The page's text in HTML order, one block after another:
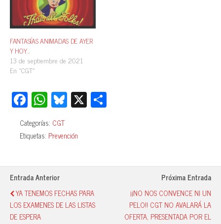
FANTASÍAS ANIMADAS DE AYER
Y HOY…
13 de septiembre de 2021
En «CGT»
Fa
ce
bo
ok
W
ha
ts
A
pp
Bl
ue
sk
y
X
rti
Categorías: CGT
Etiquetas: Prevención
Entrada Anterior
YA TENEMOS FECHAS PARA
LOS EXAMENES DE LAS LISTAS
DE ESPERA
Próxima Entrada
¡¡NO NOS CONVENCE NI UN
PELO!! CGT NO AVALARÁ LA
OFERTA, PRESENTADA POR EL